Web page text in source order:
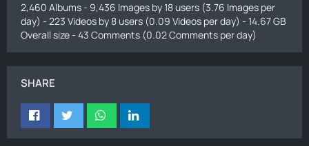
2,460 Albums - 9,436 Images by 18 users (3.76 Images per
day) - 223 Videos by 8 users (0.09 Videos per day) - 14.67 GB
Overall size - 43 Comments (0.02 Comments per day)
SHARE